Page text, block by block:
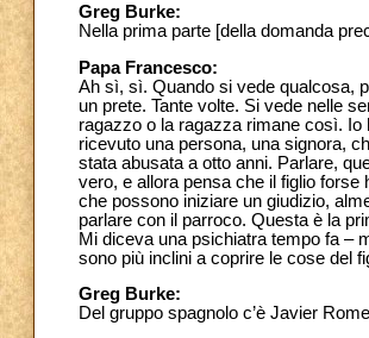
Greg Burke:
Nella prima parte [della domanda
Papa Francesco:
Ah sì, sì. Quando si vede qualcosa,
un prete. Tante volte. Si vede nelle
ragazzo o la ragazza rimane così.
ricevuto una persona, una signora,
stata abusata a otto anni. Parlare,
vero, e allora pensa che il figlio
che possono iniziare un giudizio,
parlare con il parroco. Questa è la
Mi diceva una psichiatra tempo fa –
sono più inclini a coprire le cose del
Greg Burke:
Del gruppo spagnolo c’è Javier